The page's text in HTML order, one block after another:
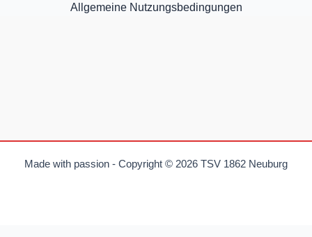
Allgemeine Nutzungsbedingungen
Made with passion - Copyright © 2026 TSV 1862 Neuburg